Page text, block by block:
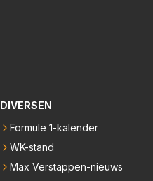
DIVERSEN
Formule 1-kalender
WK-stand
Max Verstappen-nieuws